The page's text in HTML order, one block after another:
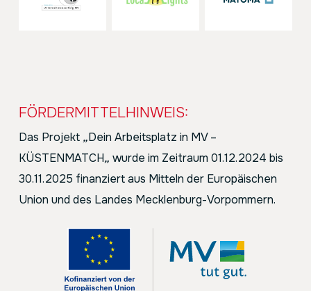
FÖRDERMITTELHINWEIS:
Das Projekt „Dein Arbeitsplatz in MV –
KÜSTENMATCH„ wurde im Zeitraum 01.12.2024 bis
30.11.2025 finanziert aus Mitteln der Europäischen
Union und des Landes Mecklenburg-Vorpommern.